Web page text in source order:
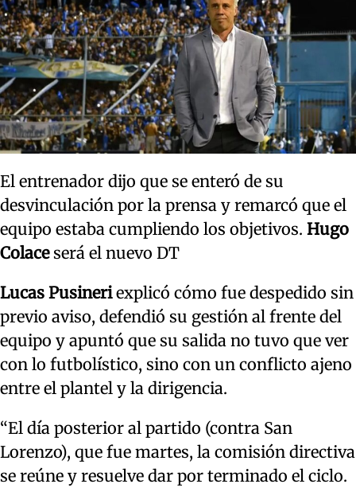
El entrenador dijo que se enteró de su
desvinculación por la prensa y remarcó que el
equipo estaba cumpliendo los objetivos. Hugo
Colaceserá el nuevo DT
Lucas Pusineriexplicó cómo fue despedido sin
previo aviso, defendió su gestión al frente del
equipo y apuntó que su salida no tuvo que ver
con lo futbolístico, sino con un conflicto ajeno
entre el plantel y la dirigencia.
“El día posterior al partido (contra San
Lorenzo), que fue martes, la comisión directiva
se reúne y resuelve dar por terminado el ciclo.